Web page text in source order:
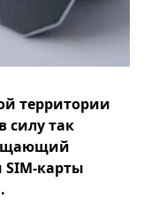
территории
силу так
SIM-карты